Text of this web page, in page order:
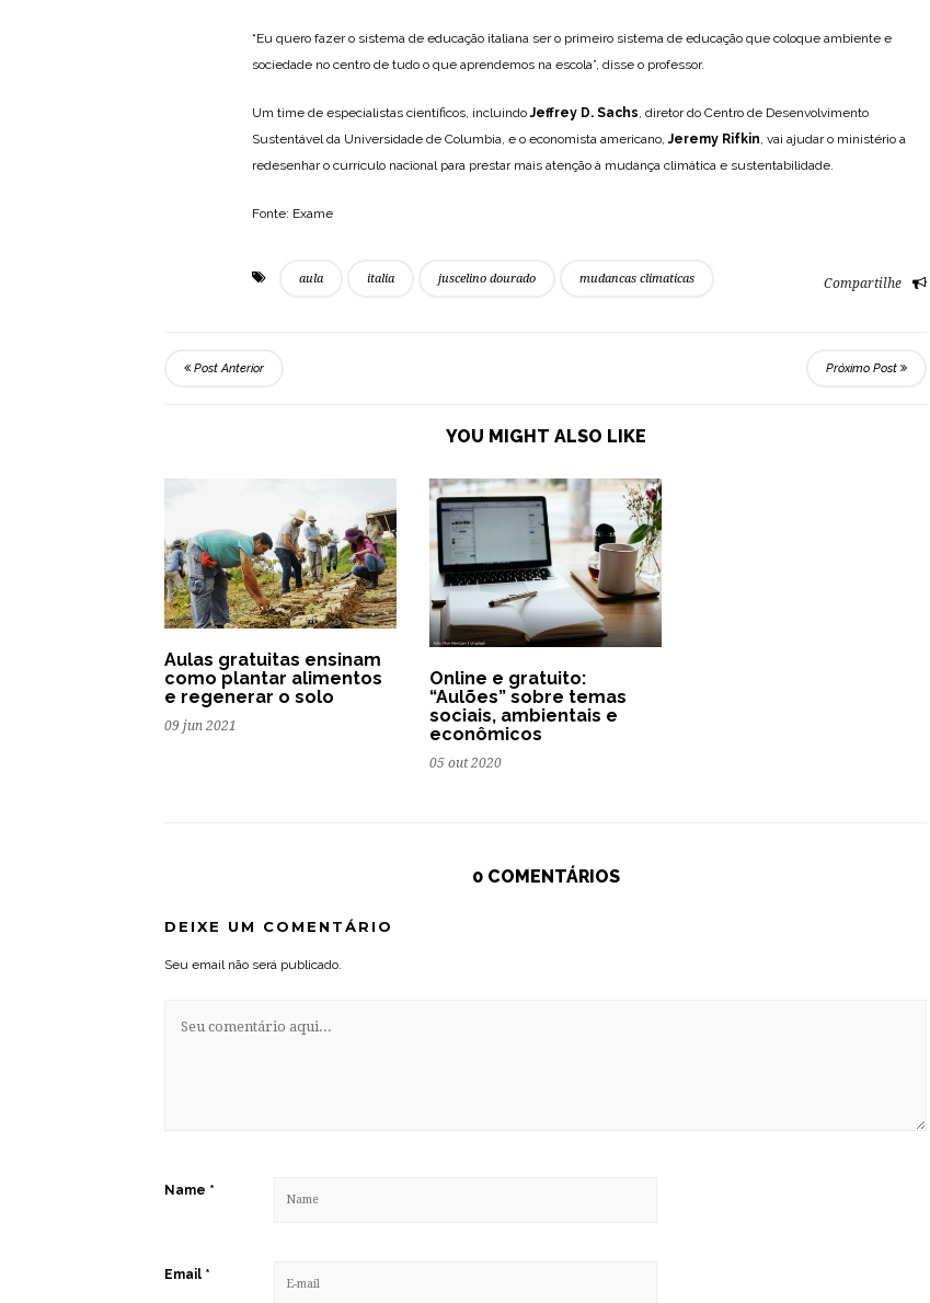
“Eu quero fazer o sistema de educação italiana ser o primeiro sistema de educação que coloque ambiente e
sociedade no centro de tudo o que aprendemos na escola”, disse o professor.
Um time de especialistas científicos, incluindoJeffrey D. Sachs, diretor do Centro de Desenvolvimento
Sustentável da Universidade de Columbia, e o economista americano,Jeremy Rifkin, vai ajudar o ministério a
redesenhar o currículo nacional para prestar mais atenção à mudança climática e sustentabilidade.
Fonte: Exame
aula italia juscelino dourado mudancas climaticas Compartilhe
Post Anterior Próximo Post
YOU MIGHT ALSO LIKE
Aulas gratuitas ensinam
como plantar alimentos
e regenerar o solo
09 jun 2021
Online e gratuito:
“Aulões” sobre temas
sociais, ambientais e
econômicos
05 out 2020
0 COMENTÁRIOS
DEIXE UM COMENTÁRIO
Seu email não será publicado.
Name *
Email *